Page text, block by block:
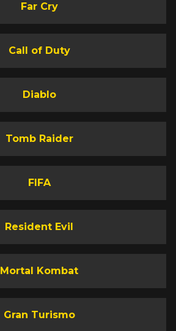
Far Cry
Call of Duty
Diablo
Tomb Raider
FIFA
Resident Evil
Mortal Kombat
Gran Turismo